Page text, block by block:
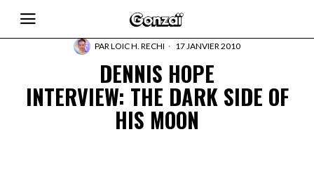
PARLOIC H. RECHI 17 JANVIER 2010
DENNIS HOPE
INTERVIEW: THE DARK SIDE OF
HIS MOON